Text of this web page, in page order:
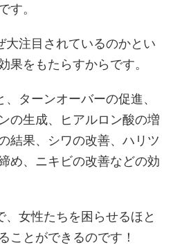
す。
大注目されているのかとい
果をもたらすからです。
ターンオーバーの促進、
の生成、ヒアルロン酸の増
結果、シワの改善、ハリツ
め、ニキビの改善などの効
、女性たちを困らせるほと
ことができるのです！